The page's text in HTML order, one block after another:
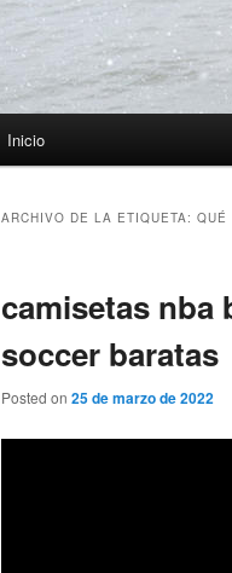
Inicio
ARCHIVO DE LA ETIQUETA: QUÉ
camisetas nba
soccer baratas
Posted on 25 de marzo de 2022